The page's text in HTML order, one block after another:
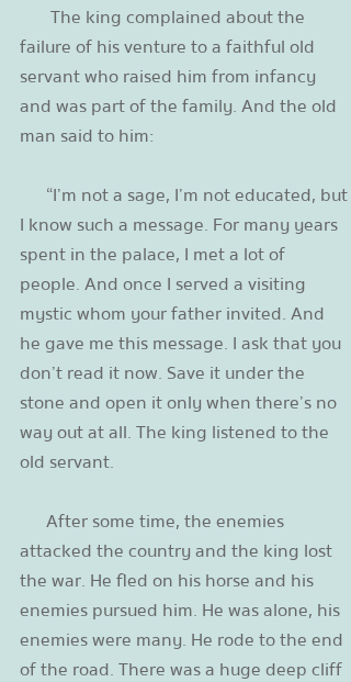
The king complained about the
failure of his venture to a faithful old
servant who raised him from infancy
and was part of the family. And the old
man said to him:
“I’m not a sage, I’m not educated, but
I know such a message. For many years
spent in the palace, I met a lot of
people. And once I served a visiting
mystic whom your father invited. And
he gave me this message. I ask that you
don’t read it now. Save it under the
stone and open it only when there’s no
way out at all. The king listened to the
old servant.
After some time, the enemies
attacked the country and the king lost
the war. He fled on his horse and his
enemies pursued him. He was alone, his
enemies were many. He rode to the end
of the road. There was a huge deep cliff